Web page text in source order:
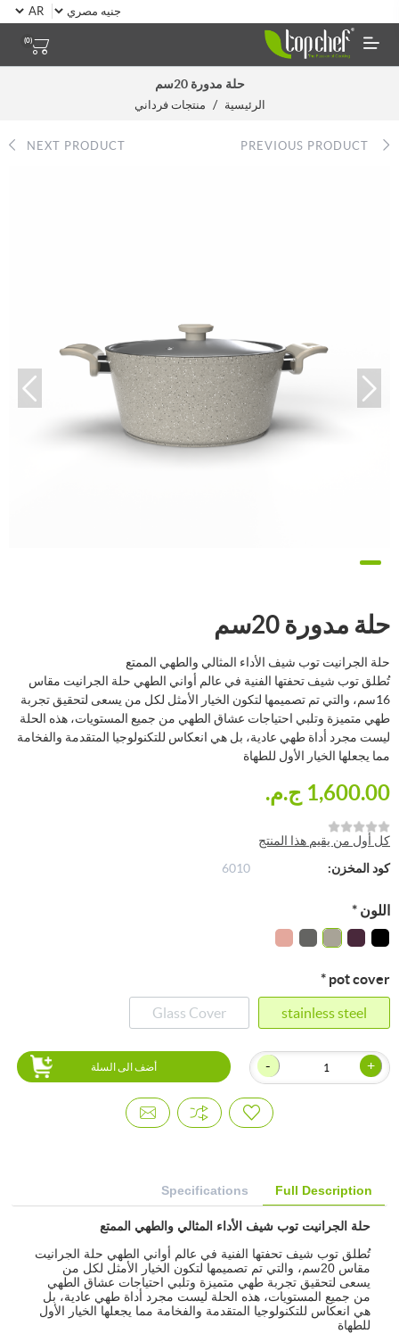
(0)
حلة مدورة 20سم
الرئيسية / منتجات فرداني
NEXT PRODUCT
حلة مدورة 20سم
حلة الجرانيت توب شيف الأداء المثالي والطهي الممتع
تُطلق توب شيف تحفتها الفنية في عالم أواني الطهي حلة الجرانيت مقاس
16سم، والتي تم تصميمها لتكون الخيار الأمثل لكل من يسعى لتحقيق تجربة
طهي متميزة وتلبي احتياجات عشاق الطهي من جميع المستويات، هذه الحلة
ليست مجرد أداة طهي عادية، بل هي انعكاس للتكنولوجيا المتقدمة والفخامة
مما يجعلها الخيار الأول للطهاة
1,600.00 ج.م.‏
كل أول من يقيم هذا المنتج
كود المخزن:
6010
اللون *
pot cover
*
stainless steel
Glass Cover
+
- أضف الى السلة
Full Description
Specifications
حلة الجرانيت توب شيف الأداء المثالي والطهي الممتع
تُطلق توب شيف تحفتها الفنية في عالم أواني الطهي حلة الجرانيت
مقاس 20سم، والتي تم تصميمها لتكون الخيار الأمثل لكل من
يسعى لتحقيق تجربة طهي متميزة وتلبي احتياجات عشاق الطهي
من جميع المستويات، هذه الحلة ليست مجرد أداة طهي عادية، بل
هي انعكاس للتكنولوجيا المتقدمة والفخامة مما يجعلها الخيار الأول
للطهاة